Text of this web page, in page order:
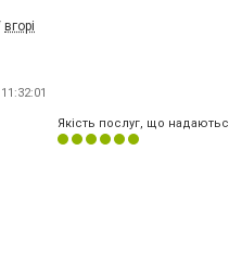
вгорі
Якість послуг, що